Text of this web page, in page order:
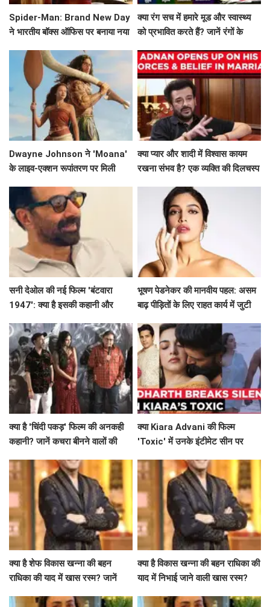
Spider-Man: Brand New Day
ने भारतीय बॉक्स ऑफिस पर बनाया नया
क्या रंग सच में हमारे मूड और स्वास्थ्य
को प्रभावित करते हैं? जानें रंगों के
Dwayne Johnson ने 'Moana'
के लाइव-एक्शन रूपांतरण पर मिली
क्या प्यार और शादी में विश्वास कायम
रखना संभव है? एक व्यक्ति की दिलचस्प
सनी देओल की नई फिल्म 'बंटवारा
1947': क्या है इसकी कहानी और
भूषण पेडनेकर की मानवीय पहल: असम
बाढ़ पीड़ितों के लिए राहत कार्य में जुटी
क्या है 'चिंदी पकड़' फिल्म की अनकही
कहानी? जानें कचरा बीनने वालों की
क्या Kiara Advani की फिल्म
'Toxic' में उनके इंटीमेट सीन पर
है खास?
क्या है शेफ विकास खन्ना की बहन
राधिका की याद में खास रस्म? जानें
क्या है विकास खन्ना की बहन राधिका की
याद में निभाई जाने वाली खास रस्म?